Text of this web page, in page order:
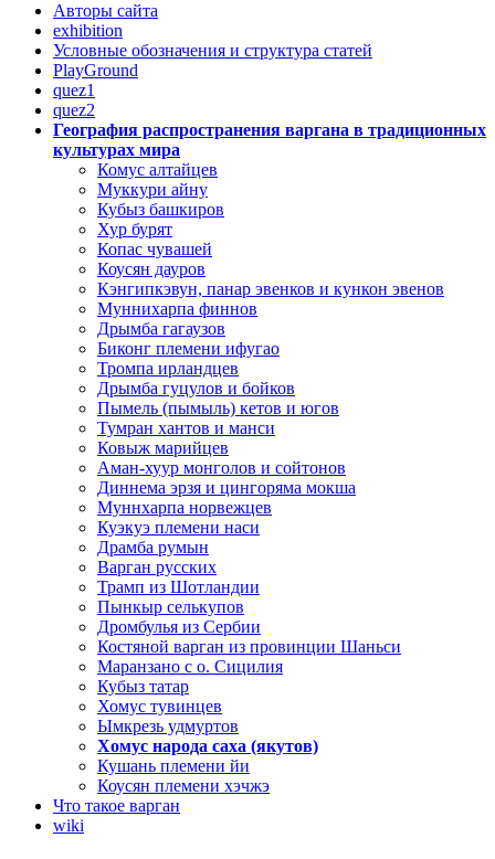
Авторы сайта
exhibition
Условные обозначения и структура статей
PlayGround
quez1
quez2
География распространения варгана в традиционных
культурах мира
Комус алтайцев
Муккури айну
Кубыз башкиров
Хур бурят
Копас чувашей
Коусян дауров
Кэнгипкэвун, панар эвенков и кункон эвенов
Муннихарпа финнов
Дрымба гагаузов
Биконг племени ифугао
Тромпа ирландцев
Дрымба гуцулов и бойков
Пымель (пымыль) кетов и югов
Тумран хантов и манси
Ковыж марийцев
Аман-хуур монголов и сойтонов
Диннема эрзя и цингоряма мокша
Муннхарпа норвежцев
Куэкуэ племени наси
Драмба румын
Варган русских
Трамп из Шотландии
Пынкыр селькупов
Дромбулья из Сербии
Костяной варган из провинции Шаньси
Маранзано с о. Сицилия
Кубыз татар
Хомус тувинцев
Ымкрезь удмуртов
Хомус народа саха (якутов)
Кушань племени йи
Коусян племени хэчжэ
Что такое варган
wiki